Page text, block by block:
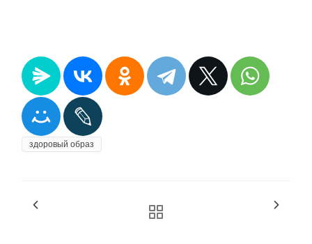
здоровый образ